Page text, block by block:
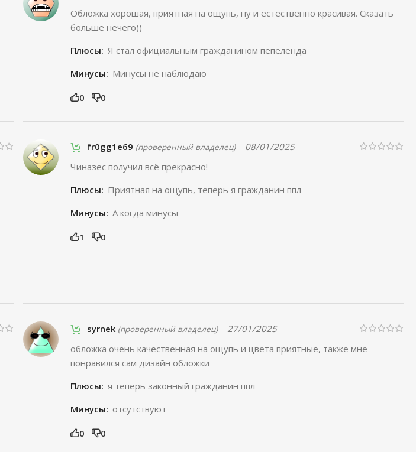
Обложка хорошая, приятная на ощупь, ну и естественно красивая. Сказать
больше нечего))
Плюсы: Я стал официальным гражданином пепеленда
Минусы: Минусы не наблюдаю
0 0
fr0gg1e69 (проверенный владелец) – 08/01/2025
Чиназес получил всё прекрасно!
Плюсы: Приятная на ощупь, теперь я гражданин ппл
Минусы: А когда минусы
1 0
syrnek (проверенный владелец) – 27/01/2025
обложка очень качественная на ощупь и цвета приятные, также мне
понравился сам дизайн обложки
Плюсы: я теперь законный гражданин ппл
Минусы: отсутствуют
0 0